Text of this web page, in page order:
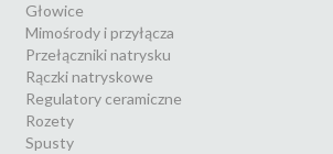
Głowice
Mimośrody i przyłącza
Przełączniki natrysku
Rączki natryskowe
Regulatory ceramiczne
Rozety
Spusty